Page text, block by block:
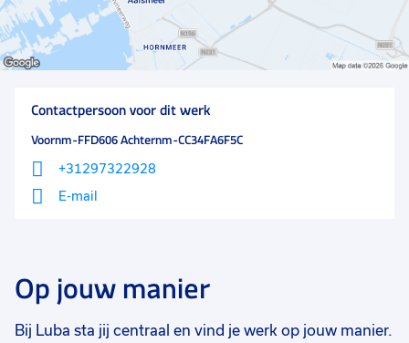
goed mogelijk in de ontwikkeling en om iedereen in
zijn kracht te zetten.
Contactpersoon voor dit werk
Voornm-FFD606 Achternm-CC34FA6F5C
+31297322928
E-mail
Op jouw manier
Bij Luba sta jij centraal en vind je werk op jouw manier.